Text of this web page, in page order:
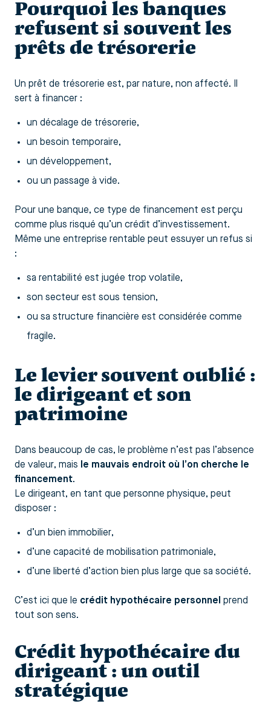
Pourquoi les banques
refusent si souvent les
prêts de trésorerie
Un prêt de trésorerie est, par nature, non affecté. Il
sert à financer :
un décalage de trésorerie,
un besoin temporaire,
un développement,
ou un passage à vide.
Pour une banque, ce type de financement est perçu
comme plus risqué qu’un crédit d’investissement.
Même une entreprise rentable peut essuyer un refus si
:
sa rentabilité est jugée trop volatile,
son secteur est sous tension,
ou sa structure financière est considérée comme
fragile.
Le levier souvent oublié :
le dirigeant et son
patrimoine
Dans beaucoup de cas, le problème n’est pas l’absence
de valeur, mais
le mauvais endroit où l’on cherche le
financement.
Le dirigeant, en tant que personne physique, peut
disposer :
d’un bien immobilier,
d’une capacité de mobilisation patrimoniale,
d’une liberté d’action bien plus large que sa société.
C’est ici que le crédit hypothécaire personnel prend
tout son sens.
Crédit hypothécaire du
dirigeant : un outil
stratégique